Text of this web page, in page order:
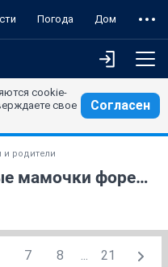
Погода Дом
cookie-
свое
Согласен
и родители
Красивые и счастливые мамочки форева! )) (часть 29)
7 8 ... 21